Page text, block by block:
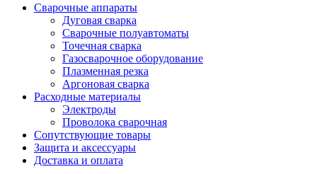
Сварочные аппараты
Дуговая сварка
Сварочные полуавтоматы
Точечная сварка
Газосварочное оборудование
Плазменная резка
Аргоновая сварка
Расходные материалы
Электроды
Проволока сварочная
Сопутствующие товары
Защита и аксессуары
Доставка и оплата